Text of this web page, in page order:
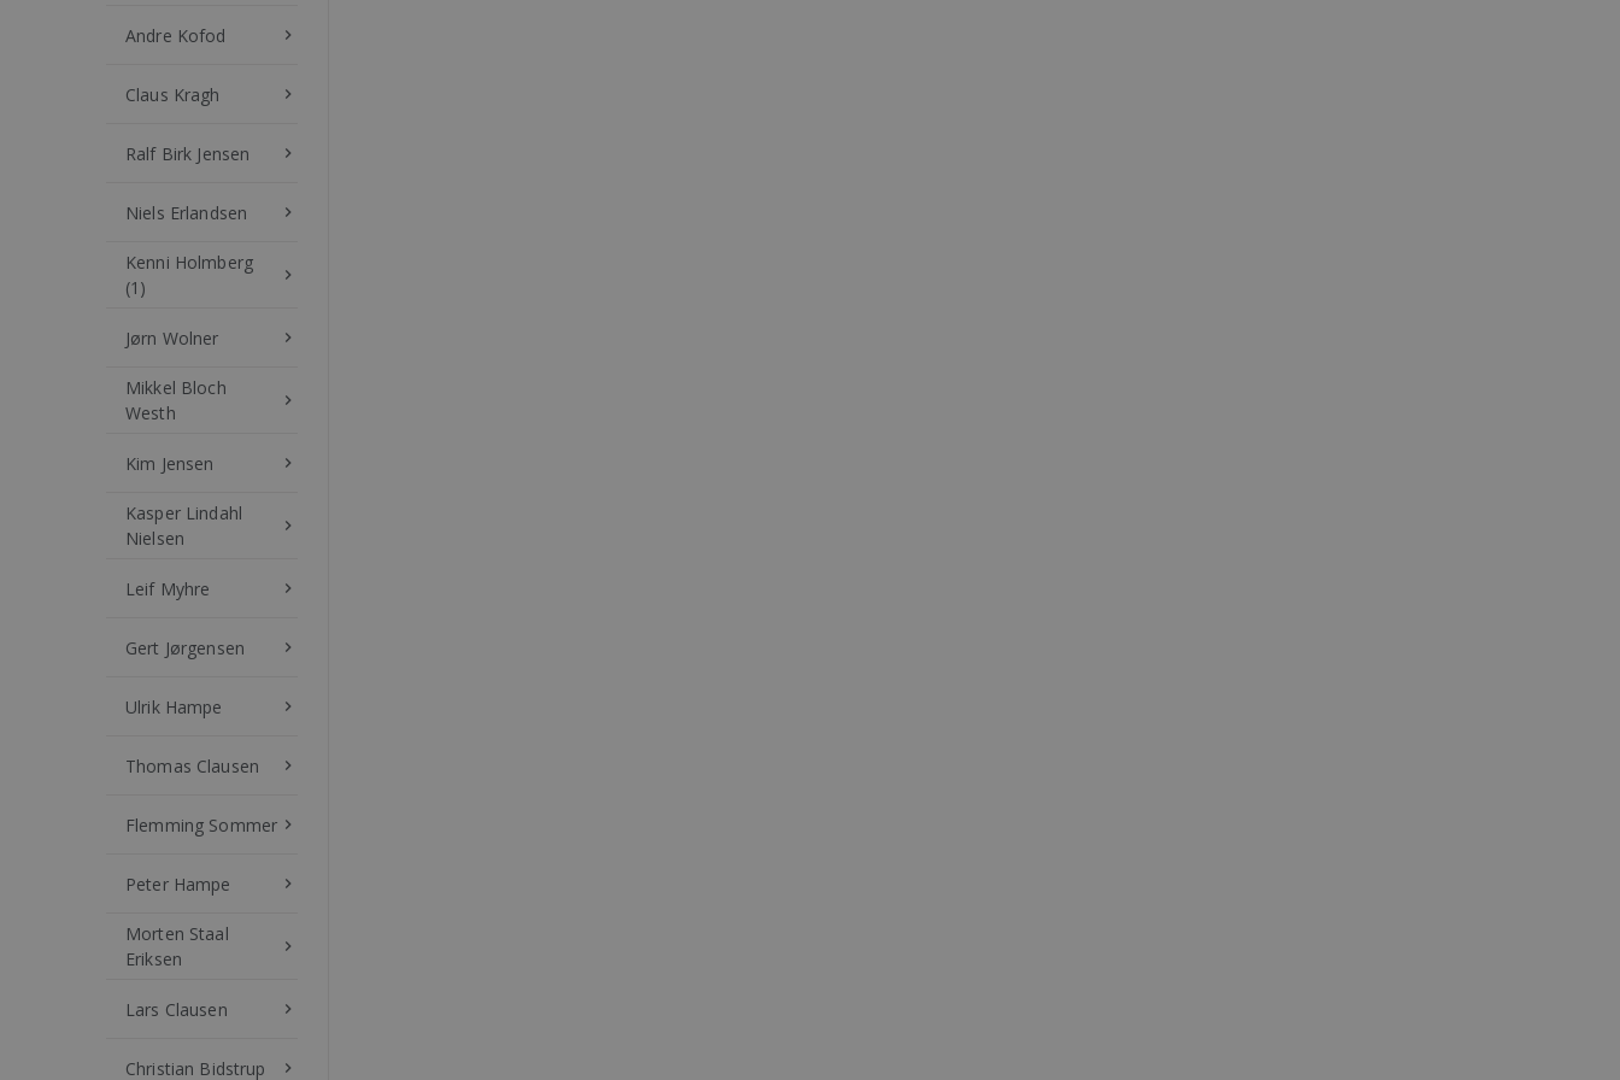
Andre Kofod keyboard_arrow_right
Claus Kragh keyboard_arrow_right
Ralf Birk Jensen keyboard_arrow_right
Niels Erlandsen keyboard_arrow_right
Kenni Holmberg
(1)
keyboard_arrow_right
Jørn Wolner keyboard_arrow_right
Mikkel Bloch
Westh
keyboard_arrow_right
Kim Jensen keyboard_arrow_right
Kasper Lindahl
Nielsen
keyboard_arrow_right
Leif Myhre keyboard_arrow_right
Gert Jørgensen keyboard_arrow_right
Ulrik Hampe keyboard_arrow_right
Thomas Clausen keyboard_arrow_right
Flemming Sommer keyboard_arrow_right
Peter Hampe keyboard_arrow_right
Morten Staal
Eriksen
keyboard_arrow_right
Lars Clausen keyboard_arrow_right
Christian Bidstrup keyboard_arrow_right